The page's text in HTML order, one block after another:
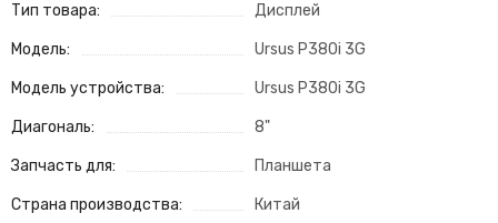
Тип товара: Дисплей
Модель: Ursus P380i 3G
Модель устройства: Ursus P380i 3G
Диагональ: 8"
Запчасть для: Планшета
Страна производства: Китай